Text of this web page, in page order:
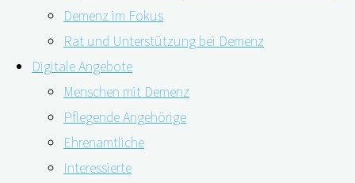
Demenz im Fokus
Rat und Unterstützung bei Demenz
Digitale Angebote
Menschen mit Demenz
Pflegende Angehörige
Ehrenamtliche
Interessierte
08.09.2022
Aktuelle News aus der nationalen und